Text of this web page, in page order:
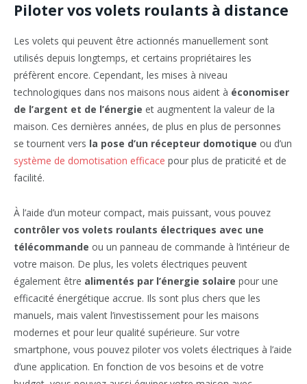
Piloter vos volets roulants à distance
Les volets qui peuvent être actionnés manuellement sont
utilisés depuis longtemps, et certains propriétaires les
préfèrent encore. Cependant, les mises à niveau
technologiques dans nos maisons nous aident à économiser
de l’argent et de l’énergie et augmentent la valeur de la
maison. Ces dernières années, de plus en plus de personnes
se tournent vers la pose d’un récepteur domotique ou d’un
système de domotisation efficace pour plus de praticité et de
facilité.
À l’aide d’un moteur compact, mais puissant, vous pouvez
contrôler vos volets roulants électriques avec une
télécommande ou un panneau de commande à l’intérieur de
votre maison. De plus, les volets électriques peuvent
également être alimentés par l’énergie solaire pour une
efficacité énergétique accrue. Ils sont plus chers que les
manuels, mais valent l’investissement pour les maisons
modernes et pour leur qualité supérieure. Sur votre
smartphone, vous pouvez piloter vos volets électriques à l’aide
d’une application. En fonction de vos besoins et de votre